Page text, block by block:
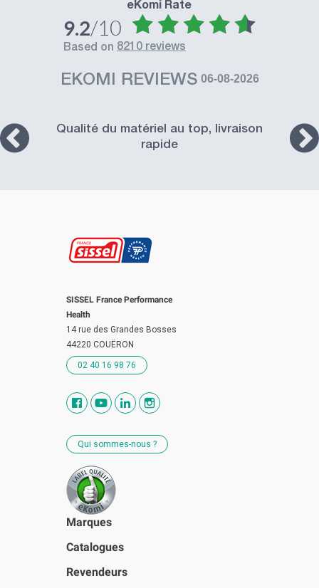
eKomi Rate
9.2/10
based on 8210 reviews
EKOMI REVIEWS 06-08-2026
Qualité du matériel au top, livraison
rapide
SISSEL France Performance
Health
14 rue des Grandes Bosses
44220 COUËRON
02 40 16 98 76
Qui sommes-nous ?
Marques
Catalogues
Revendeurs